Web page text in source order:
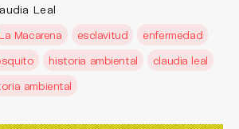
Leal
La Macarena esclavitud
enfermedad
historia ambiental
claudia leal
ambiental